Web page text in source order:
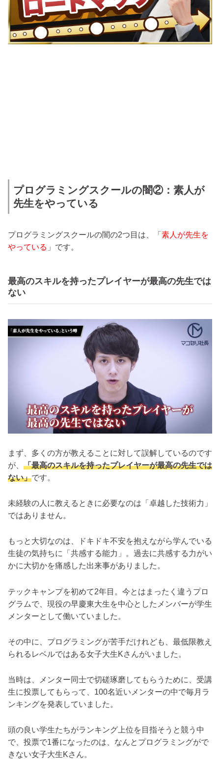
プログラミングスクールの闇②：素人が
先生をやっている
プログラミングスクールの闇の2つ目は、「 素人が先生を
やっている 」です。
最高のスキルを持ったプレイヤーが最高の先生では
ない
まず、多くの方が教えることに対して誤解しているのです
が、 「最高のスキルを持ったプレイヤーが最高の先生では
ない」です。
未経験の人に教えるときに必要なのは「卓越した技術力」
ではありません。
もっと大切なのは、ドキドキ不安を抱えながら学んでいる
生徒の気持ちに「共感する能力」。過去に共感する力がい
かに大切かを痛感した出来事がありました。
テックキャンプを初めて2年目。今とはまったく違うプロ
グラムで、現役の早慶東大生を中心としたメンバーが学生
メンターとして働いていました。
その中に、プログラミングが苦手だけれども、最低限教え
られるレベルではある女子大生Kさんがいました。
当時は、メンター同士で切磋琢磨してもらうために、受講
生に投票してもらって、100名近いメンターの中で毎月ラ
ンキングを発表していました。
頭の良い学生たちがランキング上位を目指そうと競う中
で、投票で1番になったのは、なんとプログラミングがで
きない女子大生Kさん。